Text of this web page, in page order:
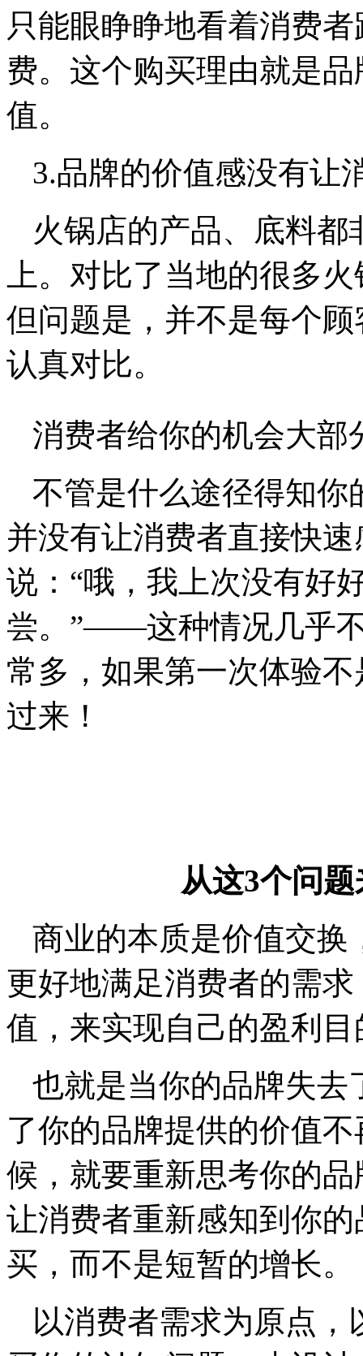
只能眼睁睁地看着消费
费。这个购买理由就是
值。
3.品牌的价值感没有让
火锅店的产品、底料
上。对比了当地的很多
但问题是，并不是每个
认真对比。
消费者给你的机会大部
不管是什么途径得知你
并没有让消费者直接快
说：“哦，我上次没有好
尝。”——这种情况几乎
常多，如果第一次体验
过来！
从这3个问
商业的本质是价值交换
更好地满足消费者的需
值，来实现自己的盈利目
也就是当你的品牌失去
了你的品牌提供的价值
候，就要重新思考你的
让消费者重新感知到你
买，而不是短暂的增长。
以消费者需求为原点